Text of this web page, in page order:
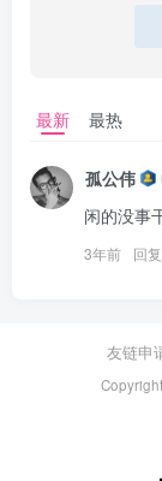
最新 最热
孤公伟
闲的没事
3年前 回复
友链申